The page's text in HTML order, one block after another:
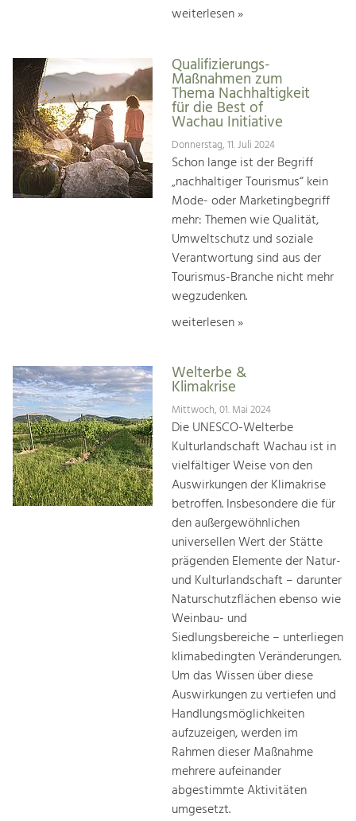
weiterlesen »
Qualifizierungs-
Maßnahmen zum
Thema Nachhaltigkeit
für die Best of
Wachau Initiative
Donnerstag, 11. Juli 2024
Schon lange ist der Begriff
„nachhaltiger Tourismus“ kein
Mode- oder Marketingbegriff
mehr: Themen wie Qualität,
Umweltschutz und soziale
Verantwortung sind aus der
Tourismus-Branche nicht mehr
wegzudenken.
weiterlesen »
Welterbe &
Klimakrise
Mittwoch, 01. Mai 2024
Die UNESCO-Welterbe
Kulturlandschaft Wachau ist in
vielfältiger Weise von den
Auswirkungen der Klimakrise
betroffen. Insbesondere die für
den außergewöhnlichen
universellen Wert der Stätte
prägenden Elemente der Natur-
und Kulturlandschaft – darunter
Naturschutzflächen ebenso wie
Weinbau- und
Siedlungsbereiche – unterliegen
klimabedingten Veränderungen.
Um das Wissen über diese
Auswirkungen zu vertiefen und
Handlungsmöglichkeiten
aufzuzeigen, werden im
Rahmen dieser Maßnahme
mehrere aufeinander
abgestimmte Aktivitäten
umgesetzt.